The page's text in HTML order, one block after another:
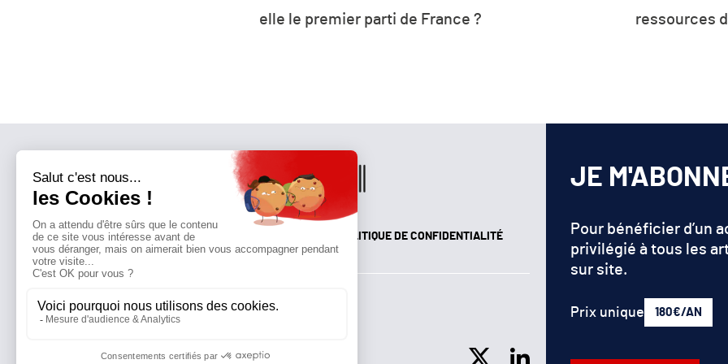
ressources de la planète
Plus de 26 % de
QUI SOMMES-NOUS?MENTIONS LÉGALES POLITIQUE DE CONFIDENTIALITÉ
Suivez toutes nos actualités !
NEWSLETTER
JE
Pour bénéficier d’un
privilégié à tous les
sur site.
Prix unique 180€/AN